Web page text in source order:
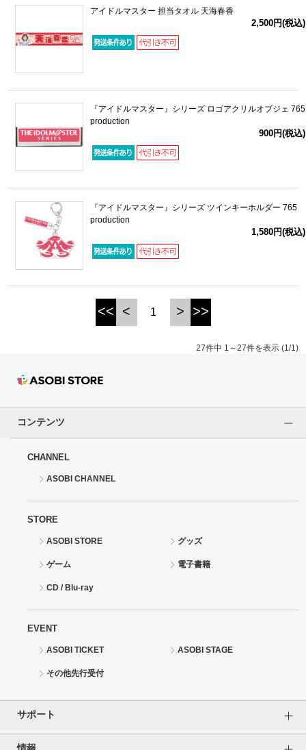
アイドルマスター 担当タオル 天海春香
2,500円(税込)
『アイドルマスター』シリーズ ロゴアクリルオブジェ 765
production
900円(税込)
『アイドルマスター』シリーズ ツインキーホルダー 765
production
1,580円(税込)
<< < 1 > >>
27件中 1～27件を表示 (1/1)
コンテンツ
CHANNEL
ASOBI CHANNEL
STORE
ASOBI STORE グッズ
ゲーム 電子書籍
CD / Blu-ray
EVENT
ASOBI TICKET ASOBI STAGE
その他先行受付
サポート